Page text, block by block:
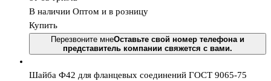
В наличии Оптом и в розницу
Купить
Перезвоните мнеОставьте свой номер телефона и
представитель компании свяжется с вами.
Шайба Ф42 для фланцевых соединений ГОСТ 9065-75